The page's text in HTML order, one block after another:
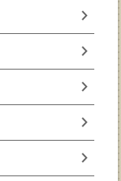
chevron_right
chevron_right
chevron_right
chevron_right
chevron_right